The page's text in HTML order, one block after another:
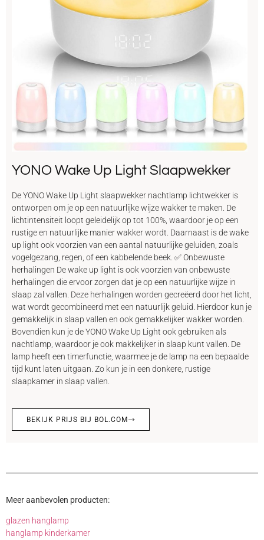
YONO Wake Up Light Slaapwekker
De YONO Wake Up Light slaapwekker nachtlamp lichtwekker is
ontworpen om je op een natuurlijke wijze wakker te maken. De
lichtintensiteit loopt geleidelijk op tot 100%, waardoor je op een
rustige en natuurlijke manier wakker wordt. Daarnaast is de wake
up light ook voorzien van een aantal natuurlijke geluiden, zoals
vogelgezang, regen, of een kabbelende beek. ✅ Onbewuste
herhalingen De wake up light is ook voorzien van onbewuste
herhalingen die ervoor zorgen dat je op een natuurlijke wijze in
slaap zal vallen. Deze herhalingen worden gecreëerd door het licht,
wat wordt gecombineerd met een natuurlijk geluid. Hierdoor kun je
gemakkelijk in slaap vallen en ook gemakkelijker wakker worden.
Bovendien kun je de YONO Wake Up Light ook gebruiken als
nachtlamp, waardoor je ook makkelijker in slaap kunt vallen. De
lamp heeft een timerfunctie, waarmee je de lamp na een bepaalde
tijd kunt laten uitgaan. Zo kun je in een donkere, rustige
slaapkamer in slaap vallen.
BEKIJK PRIJS BIJ BOL.COM
Meer aanbevolen producten:
glazen hanglamp
hanglamp kinderkamer